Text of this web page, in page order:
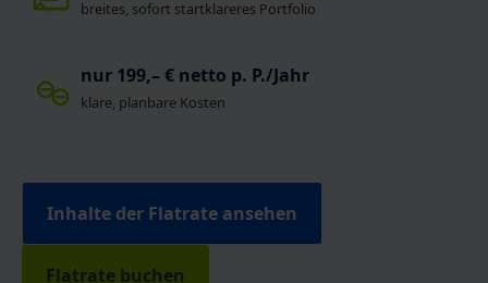
breites, sofort startklareres Portfolio
nur 199,– € netto p. P./Jahr
klare, planbare Kosten
Inhalte der Flatrate ansehen
Flatrate buchen